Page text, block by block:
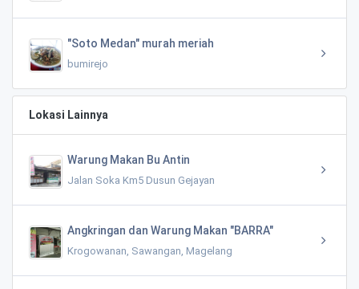
"Soto Medan" murah meriah
bumirejo
Lokasi Lainnya
Warung Makan Bu Antin
Jalan Soka Km5 Dusun Gejayan
Angkringan dan Warung Makan "BARRA"
Krogowanan, Sawangan, Magelang